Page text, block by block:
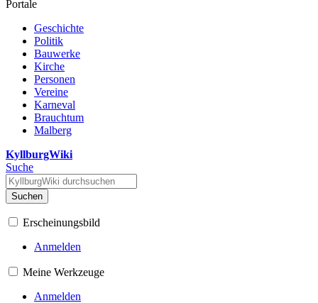
Portale
Geschichte
Politik
Bauwerke
Kirche
Personen
Vereine
Karneval
Brauchtum
Malberg
KyllburgWiki
Suche
Suchen
Erscheinungsbild
Anmelden
Meine Werkzeuge
Anmelden